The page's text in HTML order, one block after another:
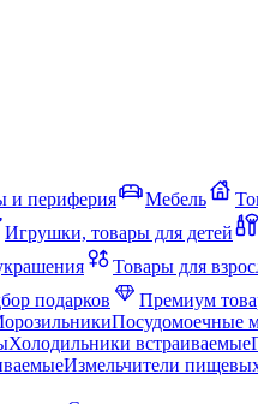
и периферия Мебель
Игрушки, товары для детей
Товары для
подарков
Премиум
Посудомоечные
Холодильники встраиваемые
Измельчители